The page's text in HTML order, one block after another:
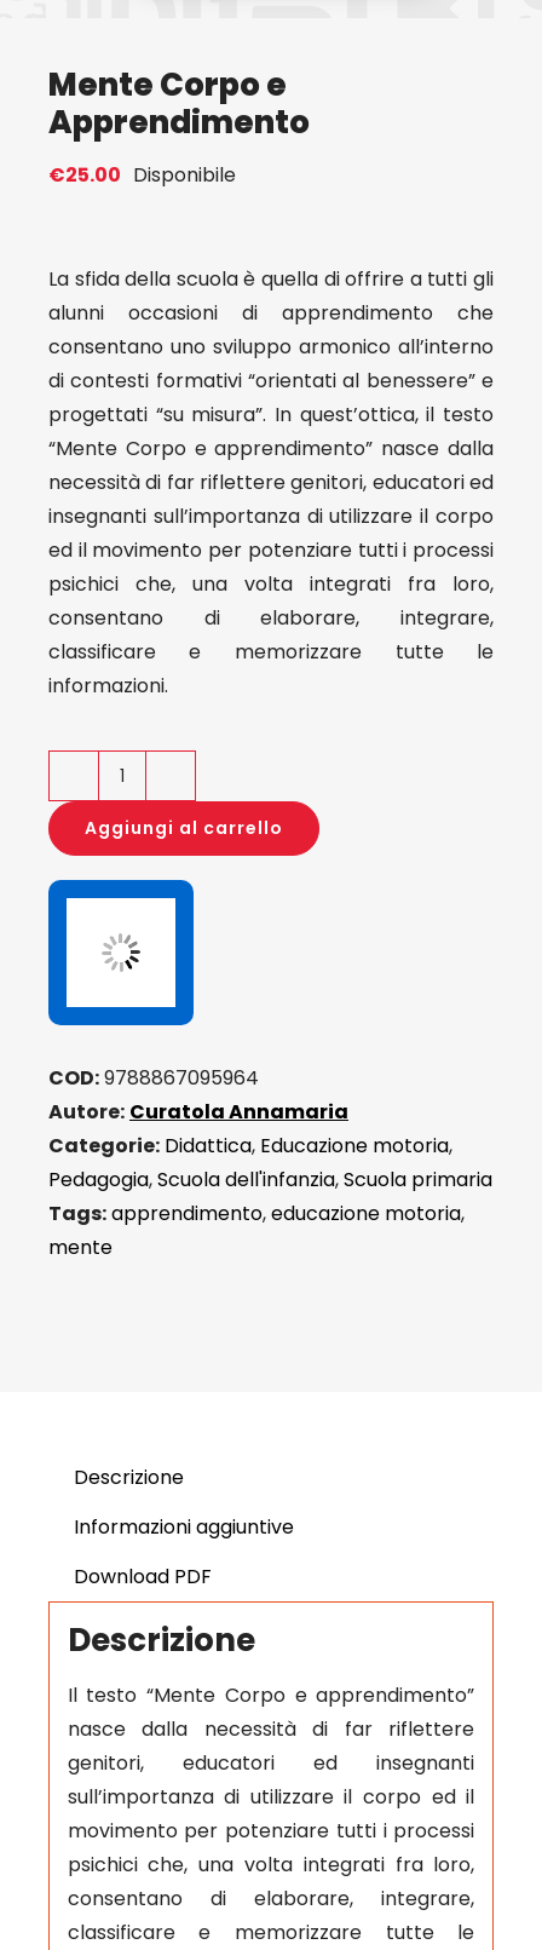
Mente Corpo e
Apprendimento
€25.00 Disponibile
La sfida della scuola è quella di offrire a tutti gli
alunni occasioni di apprendimento che
consentano uno sviluppo armonico all’interno
di contesti formativi “orientati al benessere” e
progettati “su misura”. In quest’ottica, il testo
“Mente Corpo e apprendimento” nasce dalla
necessità di far riflettere genitori, educatori ed
insegnanti sull’importanza di utilizzare il corpo
ed il movimento per potenziare tutti i processi
psichici che, una volta integrati fra loro,
consentano di elaborare, integrare,
classificare e memorizzare tutte le
informazioni.
Mente
Corpo
e
Apprendimento
quantità
Aggiungi al carrello
COD:9788867095964
Autore: Curatola Annamaria
Categorie: Didattica, Educazione motoria,
Pedagogia,Scuola dell'infanzia,Scuola primaria
Tags:apprendimento,educazione motoria,
mente
Descrizione
Informazioni aggiuntive
Download PDF
Descrizione
Il testo “Mente Corpo e apprendimento”
nasce dalla necessità di far riflettere
genitori, educatori ed insegnanti
sull’importanza di utilizzare il corpo ed il
movimento per potenziare tutti i processi
psichici che, una volta integrati fra loro,
consentano di elaborare, integrare,
classificare e memorizzare tutte le